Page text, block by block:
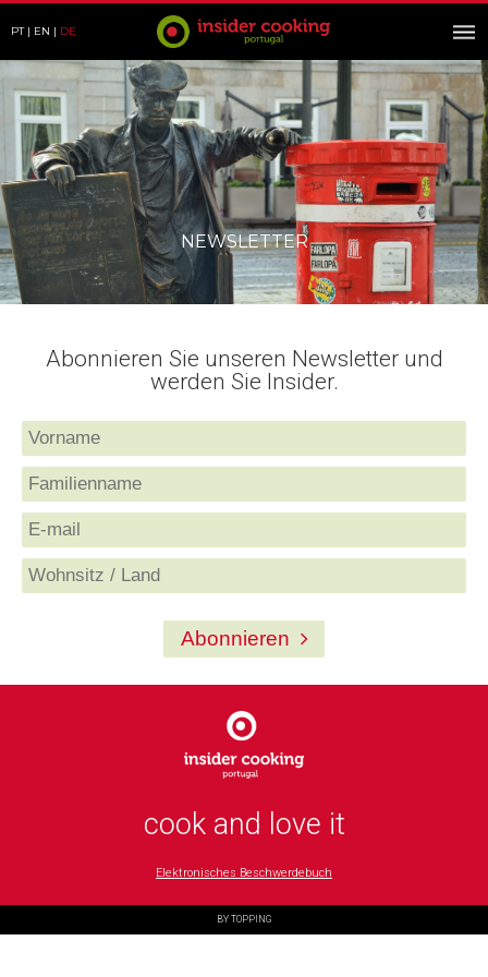
PT EN DE
NEWSLETTER
Abonnieren Sie unseren Newsletter und
werden Sie Insider.
Abonnieren
cook and love it
Elektronisches Beschwerdebuch
BY TOPPING